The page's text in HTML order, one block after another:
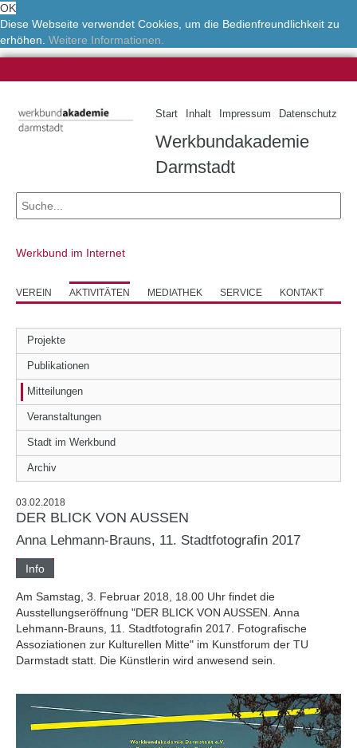
OK
Diese Webseite verwendet Cookies, um die Bedienfreundlichkeit zu
erhöhen. Weitere Informationen.
Start Inhalt Impressum Datenschutz
Werkbundakademie
Darmstadt
Werkbund im Internet
VEREIN AKTIVITÄTEN MEDIATHEK SERVICE KONTAKT
Projekte
Publikationen
Mitteilungen
Veranstaltungen
Stadt im Werkbund
Archiv
03.02.2018
DER BLICK VON AUSSEN
Anna Lehmann-Brauns, 11. Stadtfotografin 2017
Info
Am Samstag, 3. Februar 2018, 18.00 Uhr findet die
Ausstellungseröffnung "DER BLICK VON AUSSEN. Anna
Lehmann-Brauns, 11. Stadtfotografin 2017. Fotografische
Assoziationen zur Kulturellen Mitte" im Kunstforum der TU
Darmstadt statt. Die Künstlerin wird anwesend sein.